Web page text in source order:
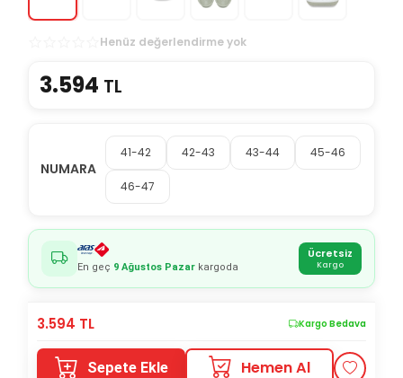
Henüz değerlendirme yok
3.594 TL
NUMARA
41-42 42-43 43-44 45-46
46-47
En geç 9 Ağustos Pazar kargoda
Ücretsiz
Kargo
3.594 TL Kargo Bedava
Sepete Ekle Hemen Al